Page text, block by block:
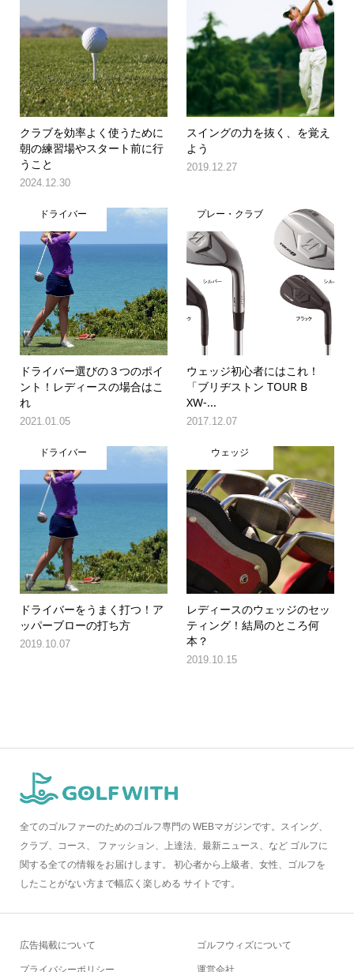
クラブを効率よく使うために
朝の練習場やスタート前に行
うこと
2024.12.30
スイングの力を抜く、を覚え
よう
2019.12.27
ドライバー
ドライバー選びの３つのポイ
ント！レディースの場合はこ
れ
2021.01.05
プレー・クラブ
ウェッジ初心者にはこれ！
「ブリヂストン TOUR B
XW-...
2017.12.07
ドライバー
ドライバーをうまく打つ！ア
ッパーブローの打ち方
2019.10.07
ウェッジ
レディースのウェッジのセッ
ティング！結局のところ何
本？
2019.10.15
全てのゴルファーのためのゴルフ専門の WEBマガジンです。スイング、
クラブ、コース、 ファッション、上達法、最新ニュース、など ゴルフに
関する全ての情報をお届けします。 初心者から上級者、女性、ゴルフを
したことがない方まで幅広く楽しめる サイトです。
広告掲載について
プライバシーポリシー
ゴルフウィズについて
運営会社